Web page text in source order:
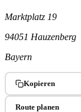
Marktplatz 19
94051 Hauzenberg
Bayern
Kopieren
Route planen